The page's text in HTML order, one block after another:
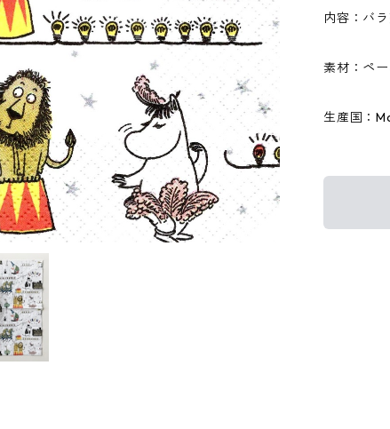
内容：バ
素材：ペ
生産国：